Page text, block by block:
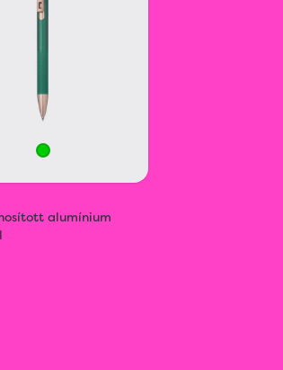
alumínium